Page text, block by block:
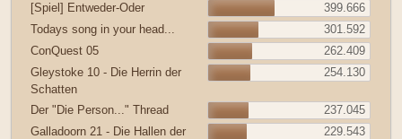
[Spiel] Entweder-Oder
399.666
Todays song in your head...
301.592
ConQuest 05
262.409
Gleystoke 10 - Die Herrin der
Schatten
254.130
Der "Die Person..." Thread
237.045
Galladoorn 21 - Die Hallen der
229.543